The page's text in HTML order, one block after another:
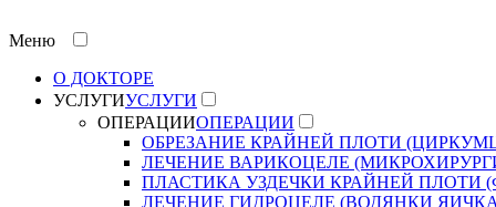
Меню
О ДОКТОРЕ
УСЛУГИУСЛУГИ
ОПЕРАЦИИОПЕРАЦИИ
ОБРЕЗАНИЕ КРАЙНЕЙ ПЛОТИ
ЛЕЧЕНИЕ ВАРИКОЦЕЛЕ
ПЛАСТИКА УЗДЕЧКИ КРАЙНЕЙ ПЛОТИ
ЛЕЧЕНИЕ ГИДРОЦЕЛЕ (ВОДЯНКИ